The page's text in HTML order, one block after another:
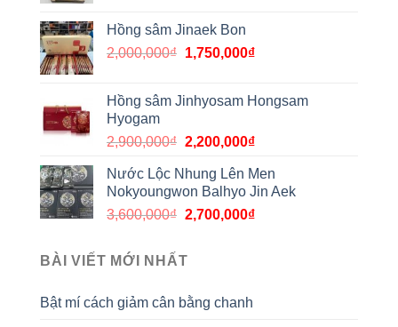
Hồng sâm Jinaek Bon
2,000,000₫ 1,750,000₫
Hồng sâm Jinhyosam Hongsam
Hyogam
2,900,000₫ 2,200,000₫
Nước Lộc Nhung Lên Men
Nokyoungwon Balhyo Jin Aek
3,600,000₫ 2,700,000₫
BÀI VIẾT MỚI NHẤT
Bật mí cách giảm cân bằng chanh